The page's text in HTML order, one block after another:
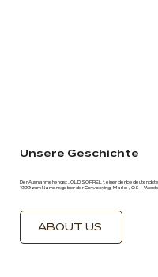
Unsere Geschichte
Der Ausnahmehengst „OLD SORREL“, einer der
1999 zum Namensgeber der Cowboying-Marke „OS –
ABOUT US